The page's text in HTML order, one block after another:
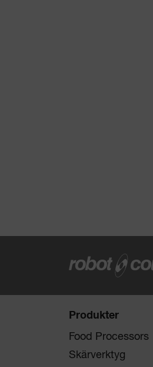
Produkter
Food Processors
Skärverktyg